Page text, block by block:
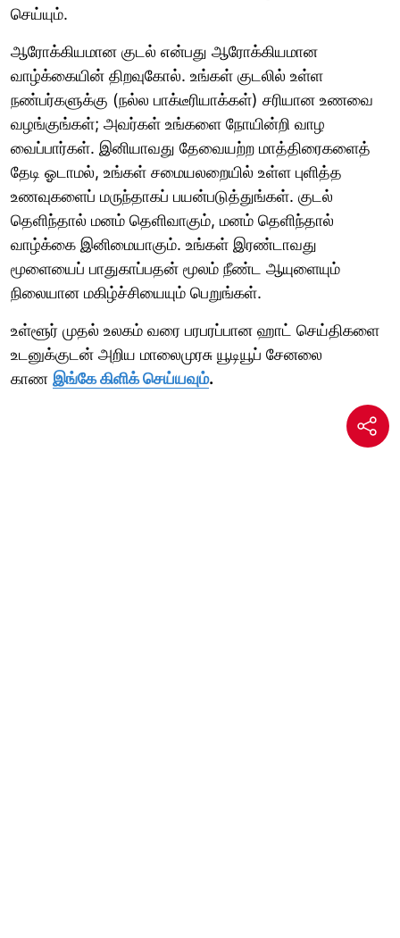
செய்யும்.
ஆரோக்கியமான குடல் என்பது ஆரோக்கியமான
வாழ்க்கையின் திறவுகோல். உங்கள் குடலில் உள்ள
நண்பர்களுக்கு (நல்ல பாக்டீரியாக்கள்) சரியான உணவை
வழங்குங்கள்; அவர்கள் உங்களை நோயின்றி வாழ
வைப்பார்கள். இனியாவது தேவையற்ற மாத்திரைகளைத்
தேடி ஓடாமல், உங்கள் சமையலறையில் உள்ள புளித்த
உணவுகளைப் மருந்தாகப் பயன்படுத்துங்கள். குடல்
தெளிந்தால் மனம் தெளிவாகும், மனம் தெளிந்தால்
வாழ்க்கை இனிமையாகும். உங்கள் இரண்டாவது
மூளையைப் பாதுகாப்பதன் மூலம் நீண்ட ஆயுளையும்
நிலையான மகிழ்ச்சியையும் பெறுங்கள்.
உள்ளூர் முதல் உலகம் வரை பரபரப்பான ஹாட் செய்திகளை
உடனுக்குடன் அறிய மாலைமுரசு யூடியூப் சேனலை
காண இங்கே கிளிக் செய்யவும்.